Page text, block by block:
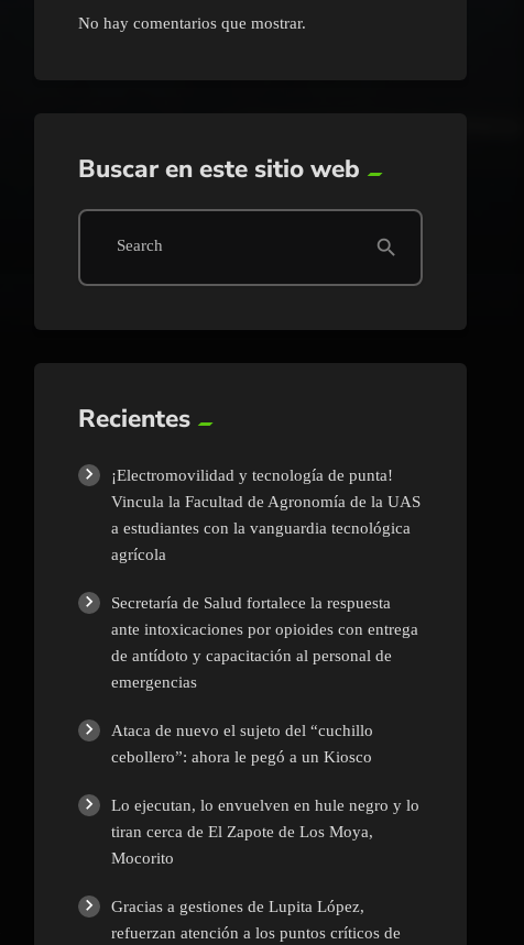
No hay comentarios que mostrar.
Buscar en este sitio web
Search search
Recientes
¡Electromovilidad y tecnología de punta!
Vincula la Facultad de Agronomía de la UAS
a estudiantes con la vanguardia tecnológica
agrícola
Secretaría de Salud fortalece la respuesta
ante intoxicaciones por opioides con entrega
de antídoto y capacitación al personal de
emergencias
Ataca de nuevo el sujeto del “cuchillo
cebollero”: ahora le pegó a un Kiosco
Lo ejecutan, lo envuelven en hule negro y lo
tiran cerca de El Zapote de Los Moya,
Mocorito
Gracias a gestiones de Lupita López,
refuerzan atención a los puntos críticos de